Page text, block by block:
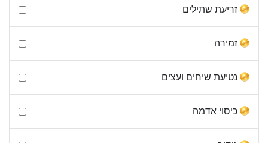
זריעת שתילים
זמירה
נטיעת שיחים ועצים
כיסוי אדמה